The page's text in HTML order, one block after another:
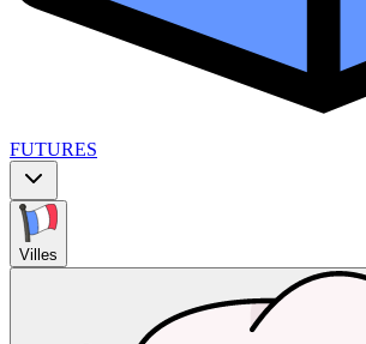
FUTURES
Villes